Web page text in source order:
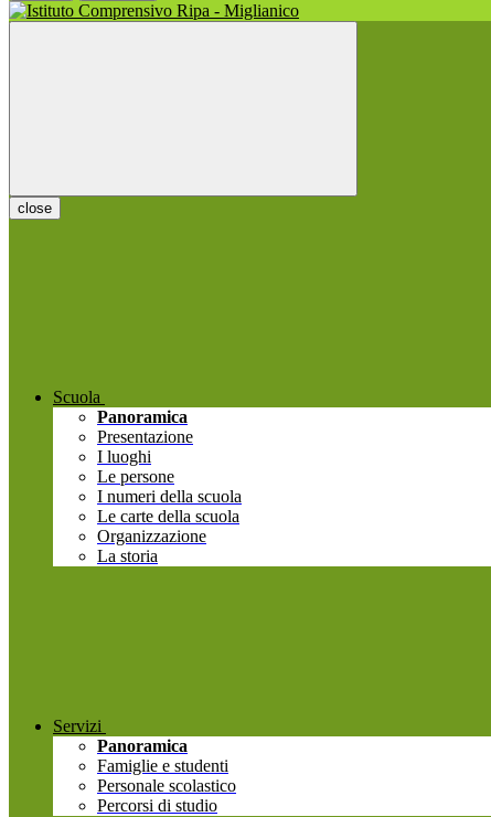
close
Scuola
Panoramica
Presentazione
I luoghi
Le persone
I numeri della scuola
Le carte della scuola
Organizzazione
La storia
Servizi
Panoramica
Famiglie e studenti
Personale scolastico
Percorsi di studio